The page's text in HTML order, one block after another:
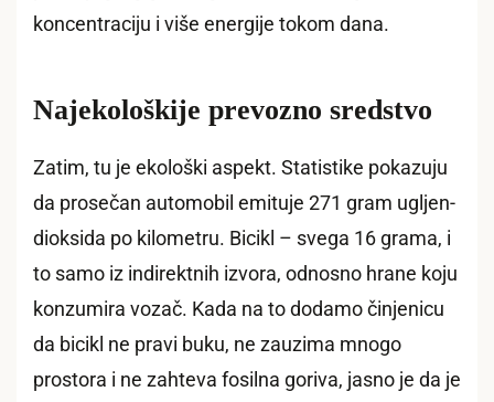
koncentraciju i više energije tokom dana.
Najekološkije prevozno sredstvo
Zatim, tu je ekološki aspekt. Statistike pokazuju
da prosečan automobil emituje 271 gram ugljen-
dioksida po kilometru. Bicikl – svega 16 grama, i
to samo iz indirektnih izvora, odnosno hrane koju
konzumira vozač. Kada na to dodamo činjenicu
da bicikl ne pravi buku, ne zauzima mnogo
prostora i ne zahteva fosilna goriva, jasno je da je